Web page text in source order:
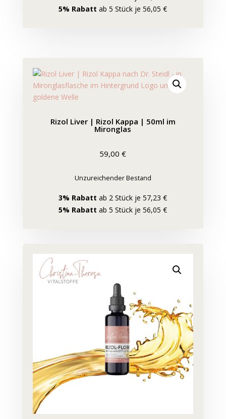
5% Rabatt ab 5 Stück je 56,05 €
Rizol Liver | Rizol Kappa | 50ml im
Mironglas
59,00€
Unzureichender Bestand
3% Rabatt ab 2 Stück je 57,23 €
5% Rabatt ab 5 Stück je 56,05 €